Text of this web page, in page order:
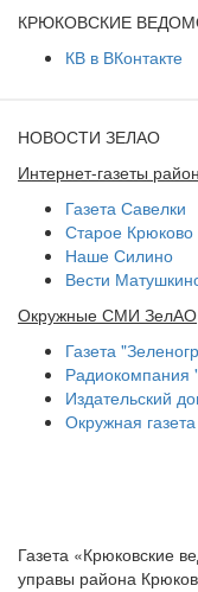
КРЮКОВСКИЕ
КВ в ВКонтакте
НОВОСТИ ЗЕЛАО
Интернет-газеты
Газета Савелки
Старое Крюково
Наше Силино
Вести
Окружные СМИ ЗелАО
Газета
Радиокомпания
Издательский
Окружная
Газета «Крюковские
управы района